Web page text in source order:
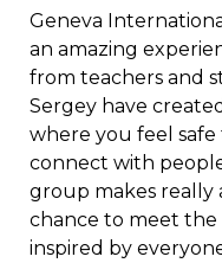
Geneva
an amazing
from teachers and
Sergey have
where you feel
connect with
group makes really
chance to meet
inspired by